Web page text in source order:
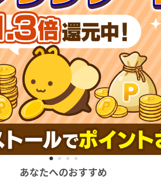
あなたへのおすすめ